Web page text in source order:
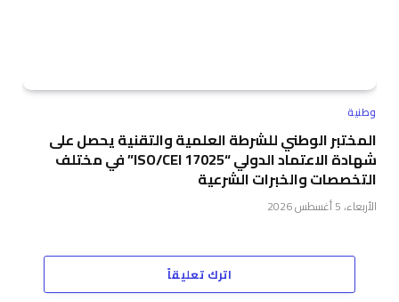
وطنية
المختبر الوطني للشرطة العلمية والتقنية يحصل على
شهادة الاعتماد الدولي “ISO/CEI 17025” في مختلف
التخصصات والخبرات الشرعية
الأربعاء، 5 أغسطس 2026
اترك تعليقاً